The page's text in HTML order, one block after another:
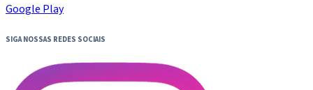
Google Play
SIGA NOSSAS REDES SOCIAIS